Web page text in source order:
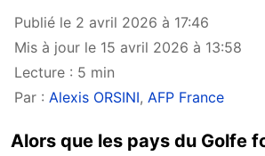
Publié le 2 avril 2026 à 17:46
Mis à jour le 15 avril 2026 à 13:58
Lecture : 5 min
Par : Alexis ORSINI, AFP France
Alors que les pays du Golfe